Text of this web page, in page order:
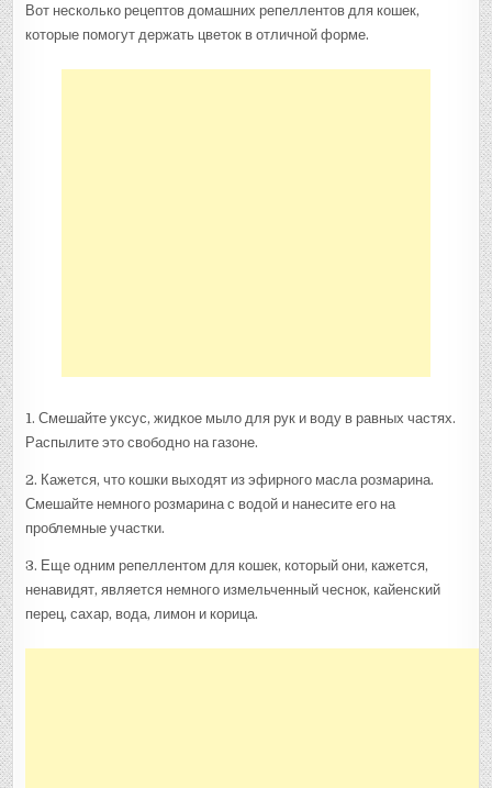
Вот несколько рецептов домашних репеллентов для кошек,
которые помогут держать цветок в отличной форме.
1. Смешайте уксус, жидкое мыло для рук и воду в равных частях.
Распылите это свободно на газоне.
2. Кажется, что кошки выходят из эфирного масла розмарина.
Смешайте немного розмарина с водой и нанесите его на
проблемные участки.
3. Еще одним репеллентом для кошек, который они, кажется,
ненавидят, является немного измельченный чеснок, кайенский
перец, сахар, вода, лимон и корица.